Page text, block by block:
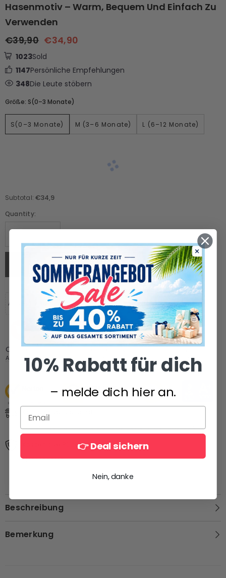
Hasenmotiv – Warm, Bequem Und Einfach Zu
Verwenden
€39,90 €34,90
1023Sold
1147Persönliche Empfehlungen
348Die Leute stöbern
Größe: S(0–3 Monate)
S(0–3 Monate) M (3–6 Monate) L (6–12 Monate)
Subtotal: €34,9
Quantity:
ADD TO CART
Arrives by August 16-August 21 if you ordered today
Ordered
August 06
Order Ready
August 09-
August 10
Delivered
August 16-
August 21
Kostenlose Standardlieferung bei Bestellungen über 66 €.
Kostenlose Rücksendungen
Mehr erfahren.
Beschreibung
Bemerkung
10% Rabatt für dich
– melde dich hier an.
👉 Deal sichern
Nein, danke